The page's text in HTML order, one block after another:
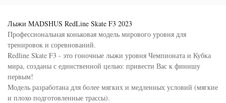
Лыжи MADSHUS RedLine Skate F3 2023
Профессиональная коньковая модель мирового уровня для
тренировок и соревнований.
Redline Skate F3 - это гоночные лыжи уровня Чемпионата и Кубка
мира, созданы с единственной целью: привести Вас к финишу
первым!
Модель разработана для более мягких и медленных условий (мягкие
и плохо подготовленные трассы).